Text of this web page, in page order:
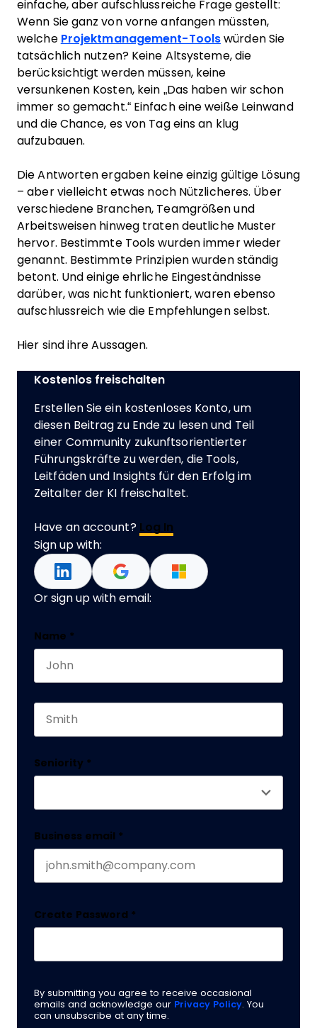
einfache, aber aufschlussreiche Frage gestellt:
Wenn Sie ganz von vorne anfangen müssten,
welche Projektmanagement-Tools würden Sie
tatsächlich nutzen? Keine Altsysteme, die
berücksichtigt werden müssen, keine
versunkenen Kosten, kein „Das haben wir schon
immer so gemacht.“ Einfach eine weiße Leinwand
und die Chance, es von Tag eins an klug
aufzubauen.
Die Antworten ergaben keine einzig gültige Lösung
– aber vielleicht etwas noch Nützlicheres. Über
verschiedene Branchen, Teamgrößen und
Arbeitsweisen hinweg traten deutliche Muster
hervor. Bestimmte Tools wurden immer wieder
genannt. Bestimmte Prinzipien wurden ständig
betont. Und einige ehrliche Eingeständnisse
darüber, was nicht funktioniert, waren ebenso
aufschlussreich wie die Empfehlungen selbst.
Hier sind ihre Aussagen.
Kostenlos freischalten
Erstellen Sie ein kostenloses Konto, um
diesen Beitrag zu Ende zu lesen und Teil
einer Community zukunftsorientierter
Führungskräfte zu werden, die Tools,
Leitfäden und Insights für den Erfolg im
Zeitalter der KI freischaltet.
Have an account? Log In
Sign up with:
Or sign up with email:
Facebook
Name *
Seniority *
Business email *
Create Password *
By submitting you agree to receive occasional
emails and acknowledge our Privacy Policy. You
can unsubscribe at any time.